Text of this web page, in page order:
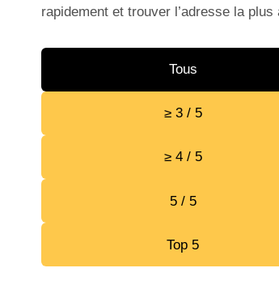
rapidement et trouver l’adresse la
Tous
≥ 3 / 5
≥ 4 / 5
5 / 5
Top 5